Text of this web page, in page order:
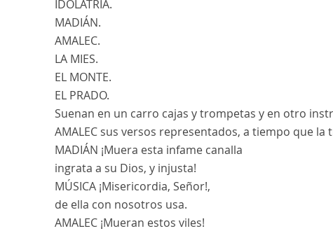
IDOLATRÍA.
MADIÁN.
AMALEC.
LA MIES.
EL MONTE.
EL PRADO.
Suenan en un carro cajas y trompetas y en otro
AMALEC sus versos representados, a tiempo que
MADIÁN ¡Muera esta infame canalla
ingrata a su Dios, y injusta!
MÚSICA¡Misericordia, Señor!,
de ella con nosotros usa.
AMALEC¡Mueran estos viles!